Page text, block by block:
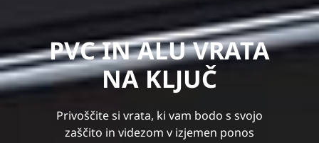
PVC IN ALU VRATA
NA KLJUČ
Privoščite si vrata, ki vam bodo s svojo
zaščito in videzom v izjemen ponos